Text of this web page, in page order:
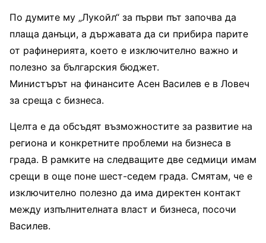
По думите му „Лукойл“ за първи път започва да
плаща данъци, а държавата да си прибира парите
от рафинерията, което е изключително важно и
полезно за българския бюджет.
Министърът на финансите Асен Василев е в Ловеч
за среща с бизнеса.
Целта е да обсъдят възможностите за развитие на
региона и конкретните проблеми на бизнеса в
града. В рамките на следващите две седмици имам
срещи в още поне шест-седем града. Смятам, че е
изключително полезно да има директен контакт
между изпълнителната власт и бизнеса, посочи
Василев.